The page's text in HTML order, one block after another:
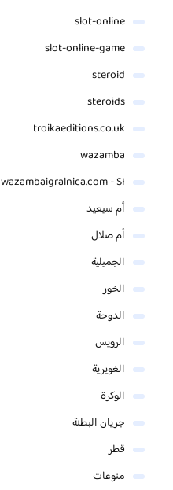
slot-online
slot-online-game
steroid
steroids
troikaeditions.co.uk
wazamba
wazambaigralnica.com - SI
أم سيعيد
أم صلال
الجميلية
الخور
الدوحة
الرويس
الغويرية
الوكرة
جريان البطنة
قطر
منوعات